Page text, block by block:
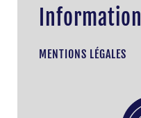
Information
MENTIONS LÉGALES